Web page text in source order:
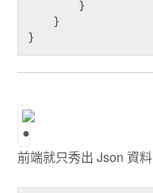
}
前端就只秀出 Json 資料